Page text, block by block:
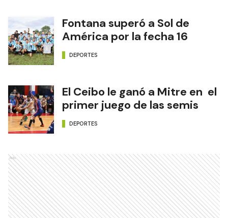
Fontana superó a Sol de
América por la fecha 16
DEPORTES
El Ceibo le ganó a Mitre en el
primer juego de las semis
DEPORTES
Ads